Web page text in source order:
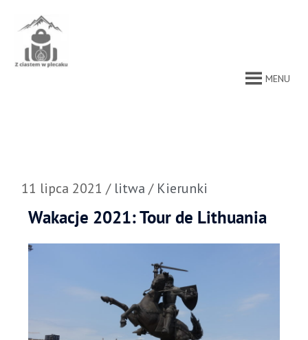
treści
MENU
11 lipca 2021 / litwa / Kierunki
Wakacje 2021: Tour de Lithuania